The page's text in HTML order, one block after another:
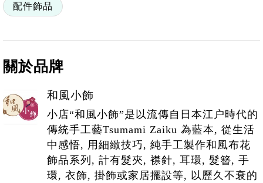
配件飾品
關於品牌
和風小飾
小店“和風小飾”是以流傳自日本江户時代的
傳統手工藝Tsumami Zaiku 為藍本, 從生活
中感悟, 用細緻技巧, 純手工製作和風布花
飾品系列, 計有髮夾, 襟針, 耳環, 髮簪, 手
環, 衣飾, 掛飾或家居擺設等, 以歷久不衰的